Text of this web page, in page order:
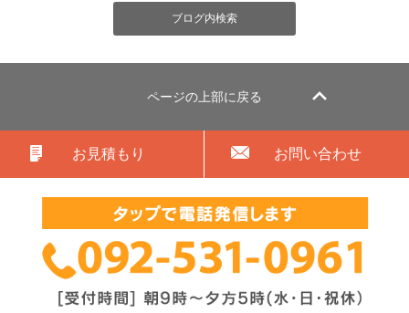
ページの上部に戻る
お見積もり お問い合わせ